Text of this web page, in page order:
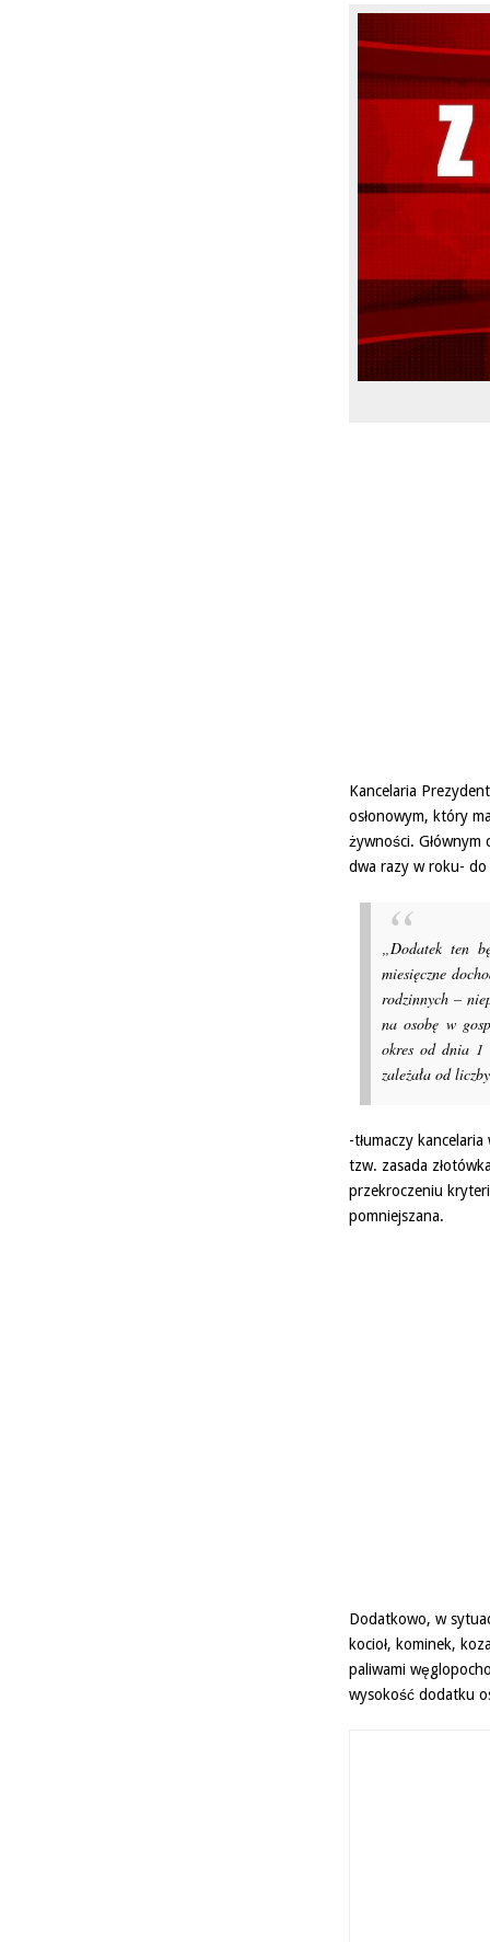
Kancelaria
osłonowym, który
żywności. Głównym
dwa razy w roku-
„Dodatek ten
miesięczne
rodzinnych –
na osobę w
okres od dnia 1
zależała od
-tłumaczy
tzw. zasada
przekroczeniu
pomniejszana.
Dodatkowo, w
kocioł, kominek,
paliwami
wysokość dodatku